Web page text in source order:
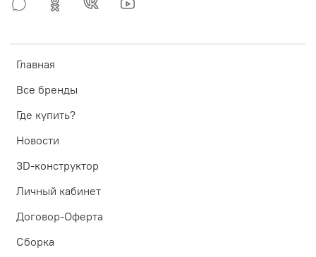
Главная
Все бренды
Где купить?
Новости
3D-конструктор
Личный кабинет
Договор-Оферта
Сборка